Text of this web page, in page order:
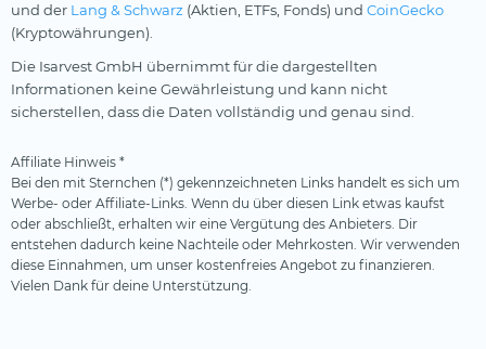
und der Lang & Schwarz (Aktien, ETFs, Fonds) und CoinGecko
(Kryptowährungen).
Die Isarvest GmbH übernimmt für die dargestellten
Informationen keine Gewährleistung und kann nicht
sicherstellen, dass die Daten vollständig und genau sind.
Affiliate Hinweis *
Bei den mit Sternchen (*) gekennzeichneten Links handelt es sich um
Werbe- oder Affiliate-Links. Wenn du über diesen Link etwas kaufst
oder abschließt, erhalten wir eine Vergütung des Anbieters. Dir
entstehen dadurch keine Nachteile oder Mehrkosten. Wir verwenden
diese Einnahmen, um unser kostenfreies Angebot zu finanzieren.
Vielen Dank für deine Unterstützung.